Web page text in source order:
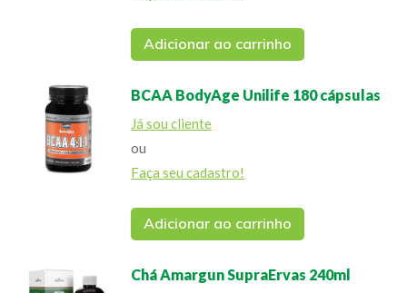
Adicionar ao carrinho
BCAA BodyAge Unilife 180 cápsulas
Já sou cliente
ou
Faça seu cadastro!
Adicionar ao carrinho
Chá Amargun SupraErvas 240ml